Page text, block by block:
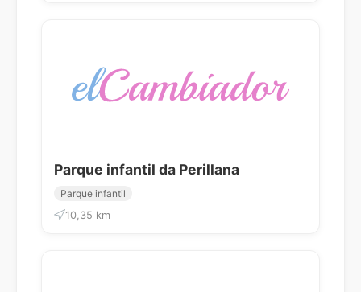
Parque infantil da Perillana
Parque infantil
10,35 km